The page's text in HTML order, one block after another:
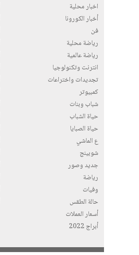
اخبار محلية
أخبار الكورونا
فن
رياضة محلية
رياضة عالمية
انترنت وتكنولوجيا
تجديدات واختراعات
كمبيوتر
شباب وبنات
حياة الشباب
حياة الصبايا
ع الماشي
شوبينج
جديد وصور
رياضة
وفيات
حالة الطقس
أسعار العملات
أبراج 2022